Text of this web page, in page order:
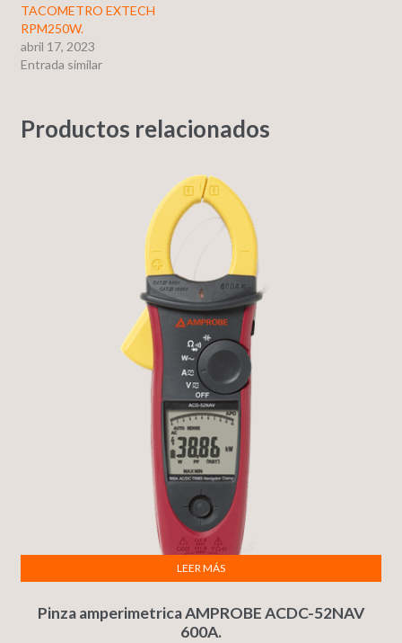
TACOMETRO EXTECH
RPM250W.
abril 17, 2023
Entrada similar
Productos relacionados
Pinza amperimetrica AMPROBE ACDC-52NAV
600A.
LEER MÁS